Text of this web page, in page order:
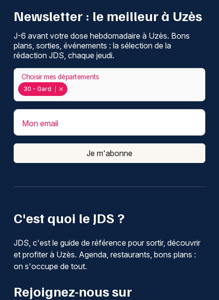
C'est quoi le JDS ?
JDS, c'est le guide de référence pour sortir, découvrir
et profiter à Uzès. Agenda, restaurants, bons plans :
on s'occupe de tout.
Rejoignez-nous sur
Newsletter : le meilleur à Uzès
J-6 avant votre dose hebdomadaire à Uzès. Bons
plans, sorties, événements : la sélection de la
rédaction JDS, chaque jeudi.
30 - Gard
Choisir mes départements
Mon email
Je m'abonne